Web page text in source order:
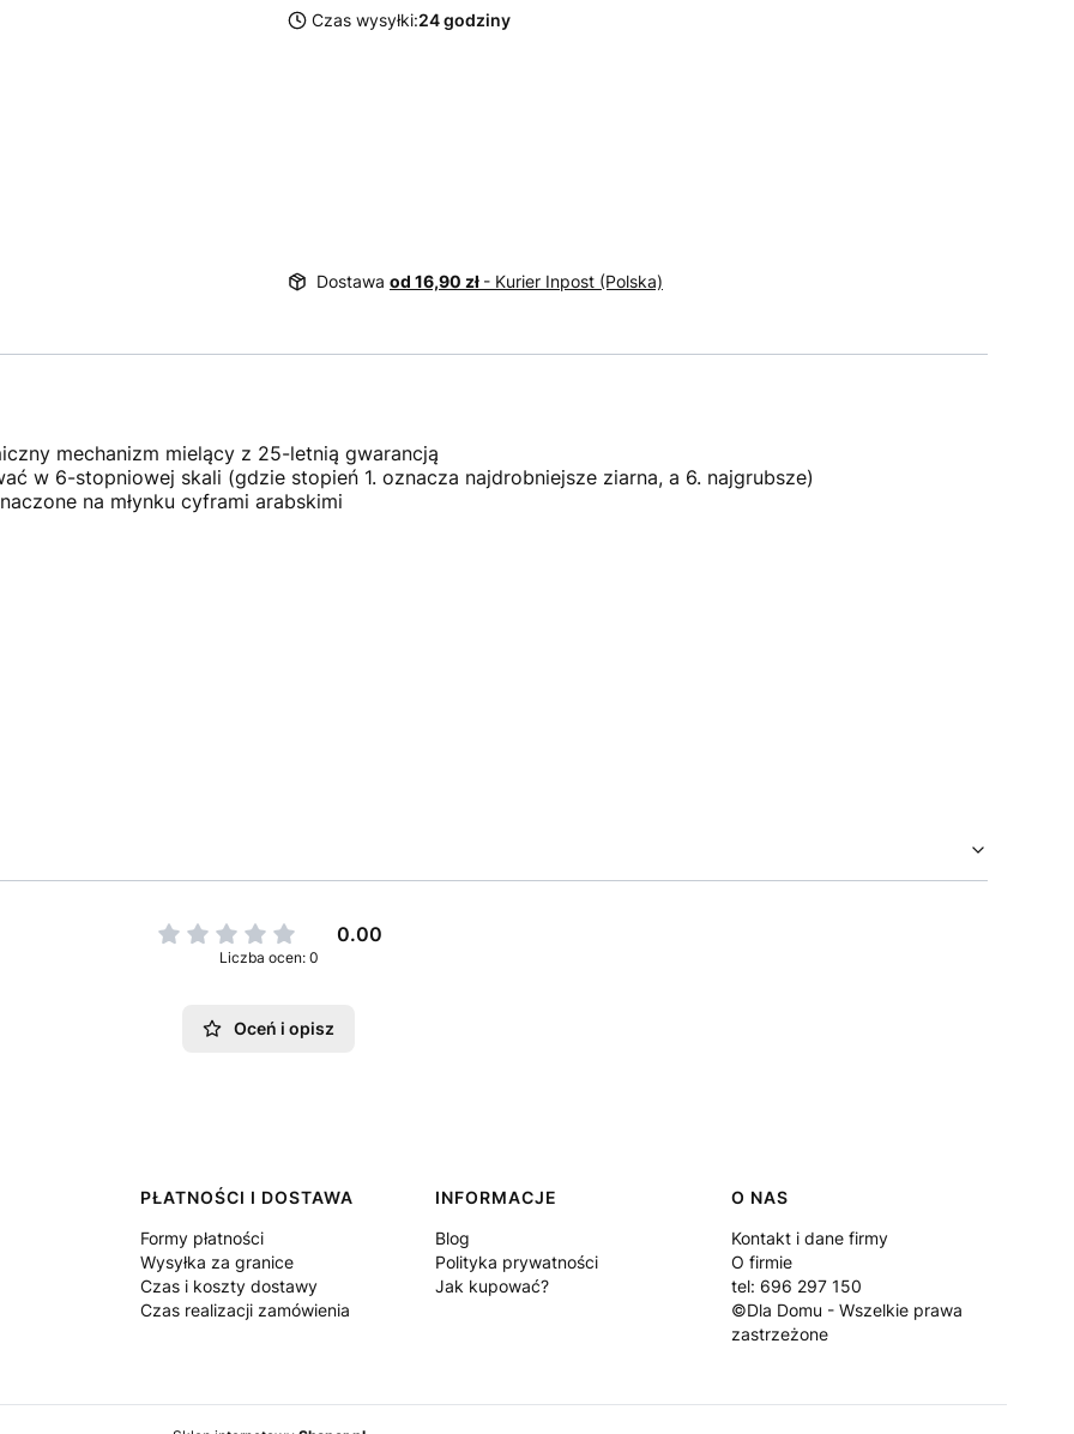
Czas wysyłki:24 godziny
Dostawa od 16,90 zł - Kurier Inpost (Polska)
mechanizm mielący z 25-letnią gwarancją
w 6-stopniowej skali (gdzie stopień 1. oznacza najdrobniejsze ziarna, a 6. najgrubsze)
na młynku cyframi arabskimi
0.00
Liczba ocen: 0
Oceń i opisz
PŁATNOŚCI I DOSTAWA
Formy płatności
Wysyłka za granice
Czas i koszty dostawy
Czas realizacji zamówienia
INFORMACJE
Blog
Polityka prywatności
Jak kupować?
O NAS
Kontakt i dane firmy
O firmie
tel: 696 297 150
©Dla Domu - Wszelkie prawa
zastrzeżone